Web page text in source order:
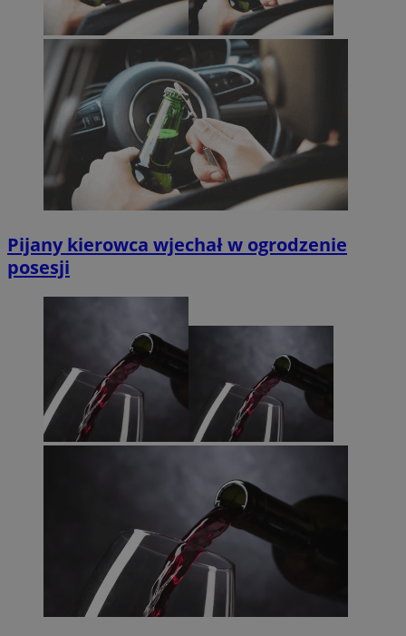
Pijany kierowca wjechał w ogrodzenie
posesji